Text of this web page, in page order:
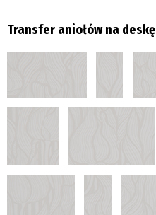
Transfer aniołów na deskę